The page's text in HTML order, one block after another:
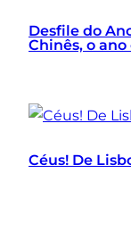
Desfile do
Chinês, o ano
Céus! De